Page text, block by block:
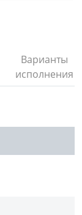
Варианты
исполнения